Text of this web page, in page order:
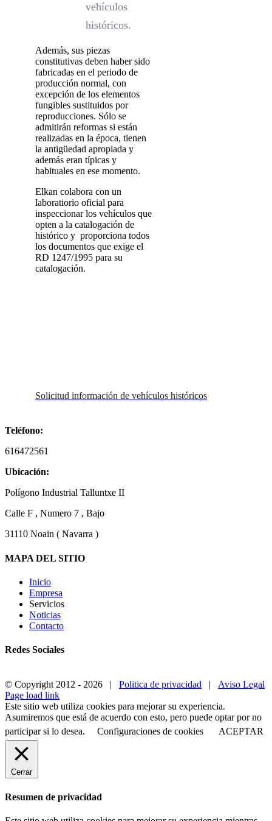
vehículos
históricos.
Además, sus piezas
constitutivas deben haber sido
fabricadas en el periodo de
producción normal, con
excepción de los elementos
fungibles sustituidos por
reproducciones. Sólo se
admitirán reformas si están
realizadas en la época, tienen
la antigüedad apropiada y
además eran típicas y
habituales en ese momento.
Elkan colabora con un
laboratiorio oficial para
inspeccionar los vehículos que
opten a la catalogación de
histórico y proporciona todos
los documentos que exige el
RD 1247/1995 para su
catalogación.
Solicitud información de vehículos históricos
Teléfono:
616472561
Ubicación:
Polígono Industrial Talluntxe II
Calle F , Numero 7 , Bajo
31110 Noain ( Navarra )
MAPA DEL SITIO
Inicio
Empresa
Servicios
Noticias
Contacto
Redes Sociales
© Copyright 2012 - 2026 | Politica de privacidad | Aviso Legal
Page load link
Este sitio web utiliza cookies para mejorar su experiencia.
Asumiremos que está de acuerdo con esto, pero puede optar por no
participar si lo desea.
Configuraciones de cookies ACEPTAR
Cerrar
Resumen de privacidad